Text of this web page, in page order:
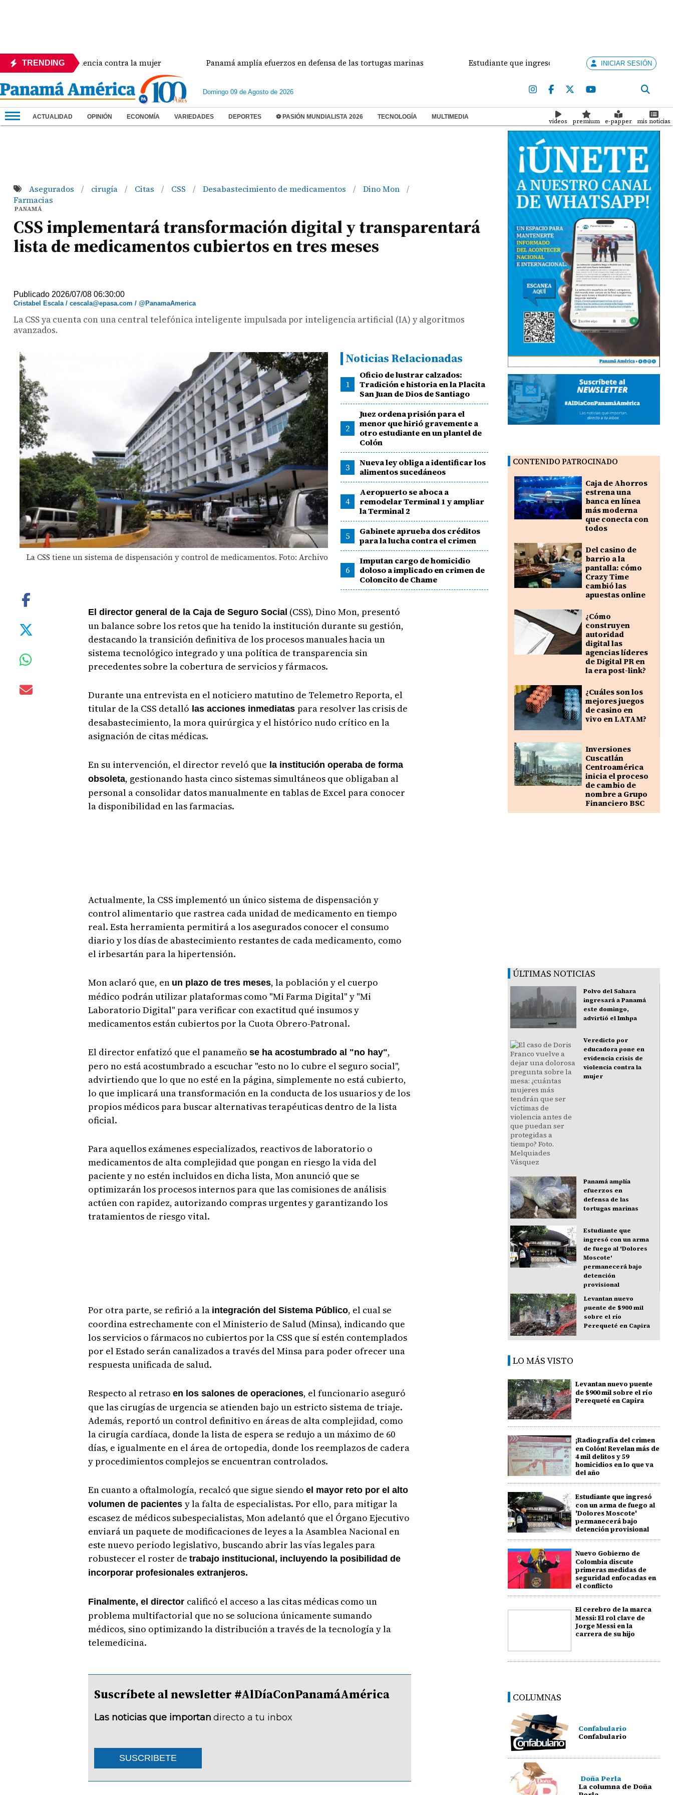
TRENDING
crisis de violencia contra la mujer Panamá amplía efuerzos en defensa de las tortugas marinas Estudiante que ingresó con un arma de fuego al 'Dolores
INICIAR SESIÓN
Domingo 09 de Agosto de 2026
ACTUALIDAD OPINIÓN ECONOMÍA VARIEDADES DEPORTES ⚽ PASIÓN MUNDIALISTA 2026 TECNOLOGÍA MULTIMEDIA
videos premium e-papper mis noticias
Asegurados / cirugía / Citas / CSS / Desabastecimiento de medicamentos / Dino Mon /
Farmacias
PANAMÁ
CSS implementará transformación digital y transparentará
lista de medicamentos cubiertos en tres meses
Publicado 2026/07/08 06:30:00
Cristabel Escala / cescala@epasa.com / @PanamaAmerica
La CSS ya cuenta con una central telefónica inteligente impulsada por inteligencia artificial (IA) y algoritmos
avanzados.
La CSS tiene un sistema de dispensación y control de medicamentos. Foto: Archivo
Noticias Relacionadas
1
Oficio de lustrar calzados:
Tradición e historia en la Placita
San Juan de Dios de Santiago
2
Juez ordena prisión para el
menor que hirió gravemente a
otro estudiante en un plantel de
Colón
3
Nueva ley obliga a identificar los
alimentos sucedáneos
4
Aeropuerto se aboca a
remodelar Terminal 1 y ampliar
la Terminal 2
5
Gabinete aprueba dos créditos
para la lucha contra el crimen
6
Imputan cargo de homicidio
doloso a implicado en crimen de
Coloncito de Chame
El director general de la Caja de Seguro Social (CSS), Dino Mon, presentó
un balance sobre los retos que ha tenido la institución durante su gestión,
destacando la transición definitiva de los procesos manuales hacia un
sistema tecnológico integrado y una política de transparencia sin
precedentes sobre la cobertura de servicios y fármacos.
Durante una entrevista en el noticiero matutino de Telemetro Reporta, el
titular de la CSS detalló las acciones inmediatas para resolver las crisis de
desabastecimiento, la mora quirúrgica y el histórico nudo crítico en la
asignación de citas médicas.
En su intervención, el director reveló que la institución operaba de forma
obsoleta, gestionando hasta cinco sistemas simultáneos que obligaban al
personal a consolidar datos manualmente en tablas de Excel para conocer
la disponibilidad en las farmacias.
Actualmente, la CSS implementó un único sistema de dispensación y
control alimentario que rastrea cada unidad de medicamento en tiempo
real. Esta herramienta permitirá a los asegurados conocer el consumo
diario y los días de abastecimiento restantes de cada medicamento, como
el irbesartán para la hipertensión.
Mon aclaró que, en un plazo de tres meses, la población y el cuerpo
médico podrán utilizar plataformas como "Mi Farma Digital" y "Mi
Laboratorio Digital" para verificar con exactitud qué insumos y
medicamentos están cubiertos por la Cuota Obrero-Patronal.
El director enfatizó que el panameño se ha acostumbrado al "no hay",
pero no está acostumbrado a escuchar "esto no lo cubre el seguro social",
advirtiendo que lo que no esté en la página, simplemente no está cubierto,
lo que implicará una transformación en la conducta de los usuarios y de los
propios médicos para buscar alternativas terapéuticas dentro de la lista
oficial.
Para aquellos exámenes especializados, reactivos de laboratorio o
medicamentos de alta complejidad que pongan en riesgo la vida del
paciente y no estén incluidos en dicha lista, Mon anunció que se
optimizarán los procesos internos para que las comisiones de análisis
actúen con rapidez, autorizando compras urgentes y garantizando los
tratamientos de riesgo vital.
Por otra parte, se refirió a la integración del Sistema Público, el cual se
coordina estrechamente con el Ministerio de Salud (Minsa), indicando que
los servicios o fármacos no cubiertos por la CSS que sí estén contemplados
por el Estado serán canalizados a través del Minsa para poder ofrecer una
respuesta unificada de salud.
Respecto al retraso en los salones de operaciones, el funcionario aseguró
que las cirugías de urgencia se atienden bajo un estricto sistema de triaje.
Además, reportó un control definitivo en áreas de alta complejidad, como
la cirugía cardíaca, donde la lista de espera se redujo a un máximo de 60
días, e igualmente en el área de ortopedia, donde los reemplazos de cadera
y procedimientos complejos se encuentran controlados.
En cuanto a oftalmología, recalcó que sigue siendo el mayor reto por el alto
volumen de pacientes y la falta de especialistas. Por ello, para mitigar la
escasez de médicos subespecialistas, Mon adelantó que el Órgano Ejecutivo
enviará un paquete de modificaciones de leyes a la Asamblea Nacional en
este nuevo periodo legislativo, buscando abrir las vías legales para
robustecer el roster de trabajo institucional, incluyendo la posibilidad de
incorporar profesionales extranjeros.
Finalmente, el director calificó el acceso a las citas médicas como un
problema multifactorial que no se soluciona únicamente sumando
médicos, sino optimizando la distribución a través de la tecnología y la
telemedicina.
Suscríbete al newsletter #AlDíaConPanamáAmérica
Las noticias que importan directo a tu inbox
SUSCRIBETE
CONTENIDO PATROCINADO
Caja de Ahorros
estrena una
banca en línea
más moderna
que conecta con
todos
Del casino de
barrio a la
pantalla: cómo
Crazy Time
cambió las
apuestas online
¿Cómo
construyen
autoridad
digital las
agencias líderes
de Digital PR en
la era post-link?
¿Cuáles son los
mejores juegos
de casino en
vivo en LATAM?
Inversiones
Cuscatlán
Centroamérica
inicia el proceso
de cambio de
nombre a Grupo
Financiero BSC
ÚLTIMAS NOTICIAS
Polvo del Sahara
ingresará a Panamá
este domingo,
advirtió el Imhpa
Veredicto por
educadora pone en
evidencia crisis de
violencia contra la
mujer
Panamá amplía
efuerzos en
defensa de las
tortugas marinas
Estudiante que
ingresó con un arma
de fuego al 'Dolores
Moscote'
permanecerá bajo
detención
provisional
Levantan nuevo
puente de $900 mil
sobre el río
Perequeté en Capira
LO MÁS VISTO
Levantan nuevo puente
de $900 mil sobre el río
Perequeté en Capira
¡Radiografía del crimen
en Colón! Revelan más de
4 mil delitos y 59
homicidios en lo que va
del año
Estudiante que ingresó
con un arma de fuego al
'Dolores Moscote'
permanecerá bajo
detención provisional
Nuevo Gobierno de
Colombia discute
primeras medidas de
seguridad enfocadas en
el conflicto
El cerebro de la marca
Messi: El rol clave de
Jorge Messi en la
carrera de su hijo
COLUMNAS
Confabulario
Confabulario
Doña Perla
La columna de Doña